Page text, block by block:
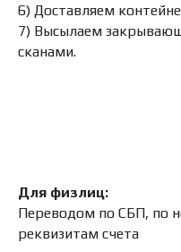
6) Доставляем
7) Высылаем
сканами.
Для физлиц:
Переводом по СБП, по
реквизитам счета